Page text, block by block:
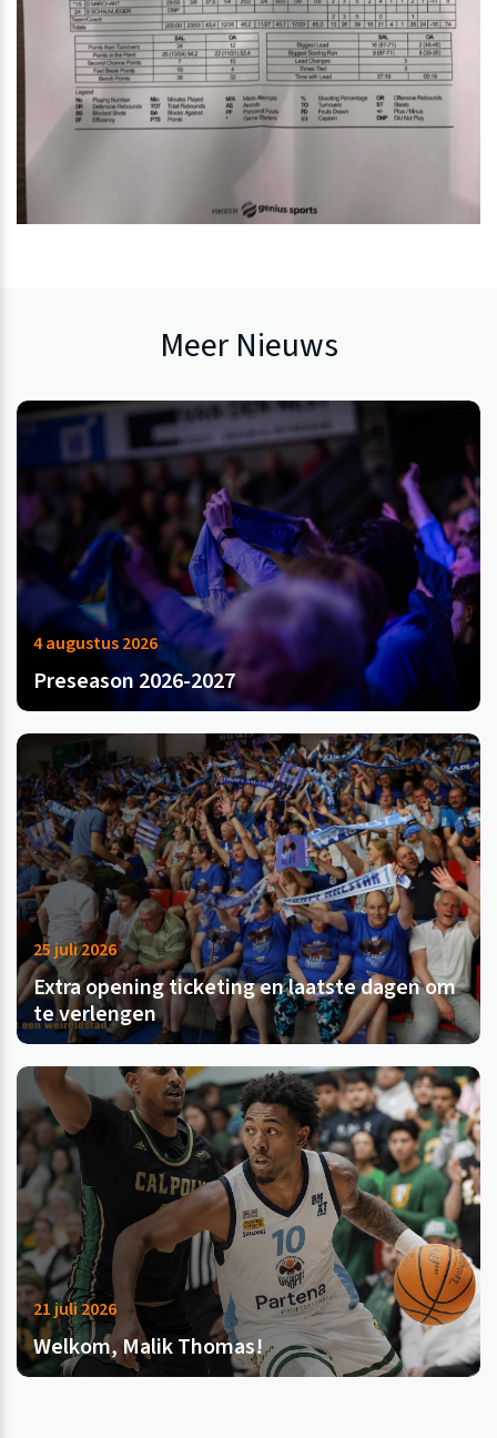
Meer Nieuws
4 augustus 2026
Preseason 2026-2027
25 juli 2026
Extra opening ticketing en laatste dagen om
te verlengen
21 juli 2026
Welkom, Malik Thomas!